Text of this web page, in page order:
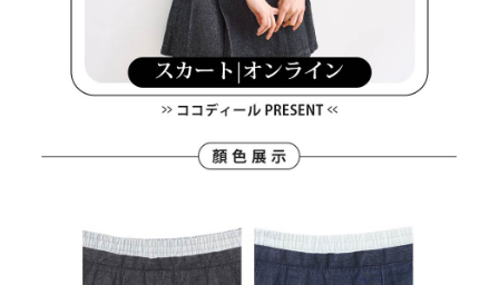
請求用戶進行身份認證。
５．嚴禁一人註冊多個帳號或使用他人資訊註冊。若發現惡意使用之情形，
恩沛科技股份有限公司將有權停止該用戶之使用額度並採取法律行動。